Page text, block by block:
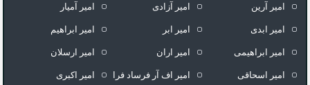
امیر آرین امیر آزادی امیر آمیار
امیر ابدی امیر ابر امیر ابراهیم
امیر ابراهیمی امیر اران امیر ارسلان
امیر اسحاقی امیر اف آر فرساد فرا امیر اکبری